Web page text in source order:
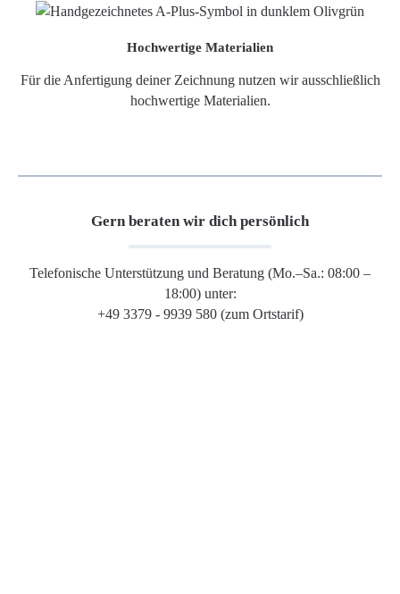
Hochwertige Materialien
Für die Anfertigung deiner Zeichnung nutzen wir ausschließlich
hochwertige Materialien.
Gern beraten wir dich persönlich
Telefonische Unterstützung und Beratung (Mo.–Sa.: 08:00 –
18:00) unter:
+49 3379 - 9939 580 (zum Ortstarif)